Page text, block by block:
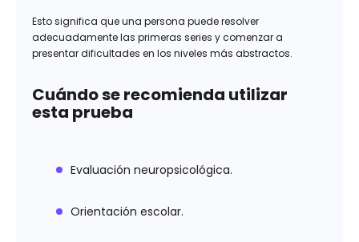
Esto significa que una persona puede resolver
adecuadamente las primeras series y comenzar a
presentar dificultades en los niveles más abstractos.
Cuándo se recomienda utilizar
esta prueba
Evaluación neuropsicológica.
Orientación escolar.